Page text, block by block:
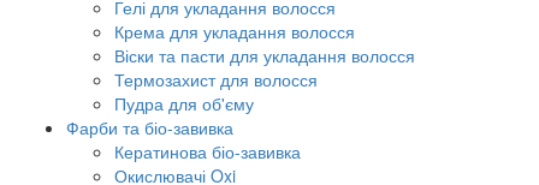
Гелі для укладання волосся
Крема для укладання волосся
Віски та пасти для укладання волосся
Термозахист для волосся
Пудра для об'єму
Фарби та біо-завивка
Кератинова біо-завивка
Окислювачі Oxi